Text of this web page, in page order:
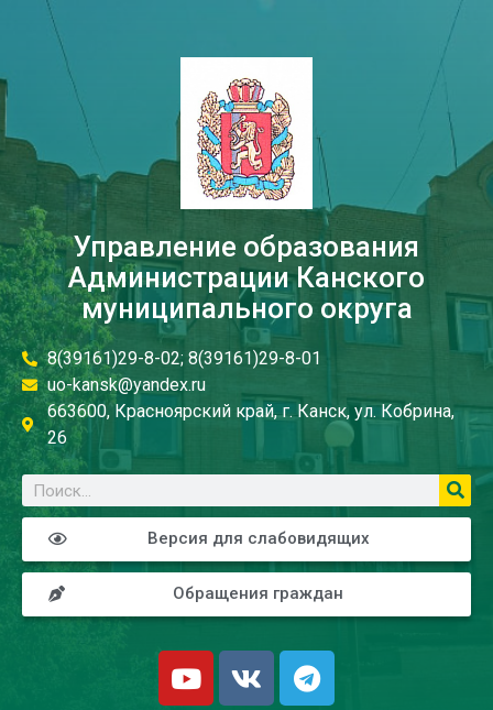
Управление образования
Администрации Канского
муниципального округа
8(39161)29-8-02; 8(39161)29-8-01
uo-kansk@yandex.ru
663600, Красноярский край, г. Канск, ул. Кобрина,
26
Версия для слабовидящих
Обращения граждан